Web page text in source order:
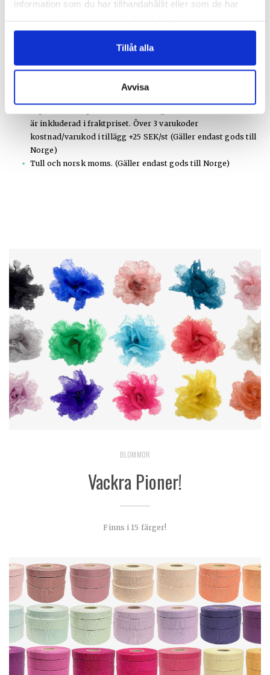
information som du har tillhandahållit eller som de har
Tillåt alla
Avvisa
Tilläggsavgifter som tillkommer på grundpris enligt ovan
Begränsad mängd avgift tillkommer på grundpris. Max 5
Finland 60 SEK/kolli.
Förtullningsavgift & Transitering – 200 SEK/st (Gäller
är inkluderad i fraktpriset. Över 3 varukoder
kostnad/varukod i tillägg +25 SEK/st (Gäller endast gods till
Norge)
Tull och norsk moms. (Gäller endast gods till Norge)
BLOMMOR
Vackra Pioner!
Finns i 15 färger!